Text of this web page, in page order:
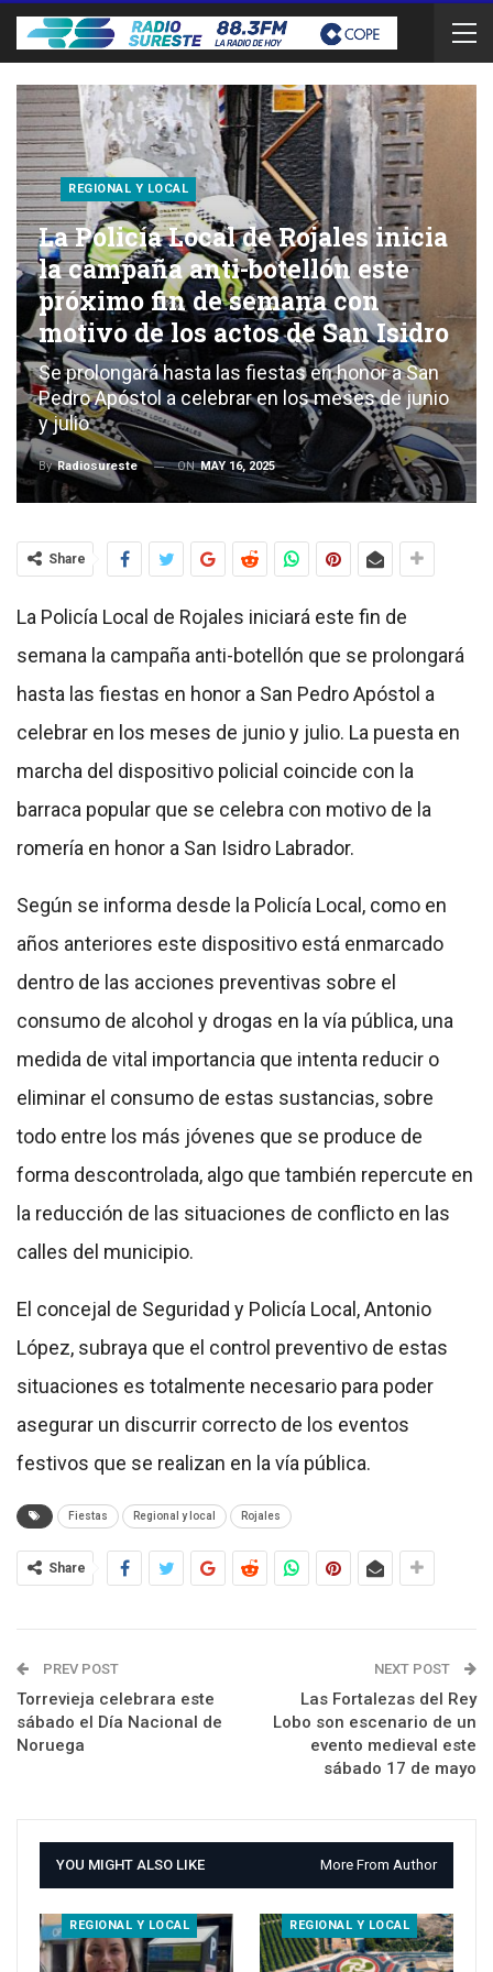
REGIONAL Y LOCAL
La Policía Local de Rojales inicia
la campaña anti-botellón este
próximo fin de semana con
motivo de los actos de San Isidro
Se prolongará hasta las fiestas en honor a San
Pedro Apóstol a celebrar en los meses de junio
y julio
ByRadiosureste ONMAY 16, 2025
Share
La Policía Local de Rojales iniciará este fin de
semana la campaña anti-botellón que se prolongará
hasta las fiestas en honor a San Pedro Apóstol a
celebrar en los meses de junio y julio. La puesta en
marcha del dispositivo policial coincide con la
barraca popular que se celebra con motivo de la
romería en honor a San Isidro Labrador.
Según se informa desde la Policía Local, como en
años anteriores este dispositivo está enmarcado
dentro de las acciones preventivas sobre el
consumo de alcohol y drogas en la vía pública, una
medida de vital importancia que intenta reducir o
eliminar el consumo de estas sustancias, sobre
todo entre los más jóvenes que se produce de
forma descontrolada, algo que también repercute en
la reducción de las situaciones de conflicto en las
calles del municipio.
El concejal de Seguridad y Policía Local, Antonio
López, subraya que el control preventivo de estas
situaciones es totalmente necesario para poder
asegurar un discurrir correcto de los eventos
festivos que se realizan en la vía pública.
Fiestas Regional y local Rojales
Share
PREV POST
Torrevieja celebrara este
sábado el Día Nacional de
Noruega
NEXT POST
Las Fortalezas del Rey
Lobo son escenario de un
evento medieval este
sábado 17 de mayo
YOU MIGHT ALSO LIKE More From Author
REGIONAL Y LOCAL REGIONAL Y LOCAL